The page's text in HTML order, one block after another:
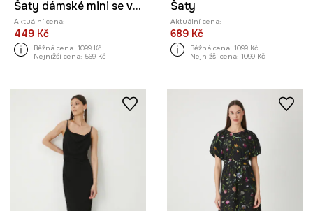
Šaty dámské mini se vzorem
Aktuální cena:
449 Kč
Běžná cena: 1099 Kč
Nejnižší cena: 569 Kč
Šaty
Aktuální cena:
689 Kč
Běžná cena: 1099 Kč
Nejnižší cena: 1099 Kč